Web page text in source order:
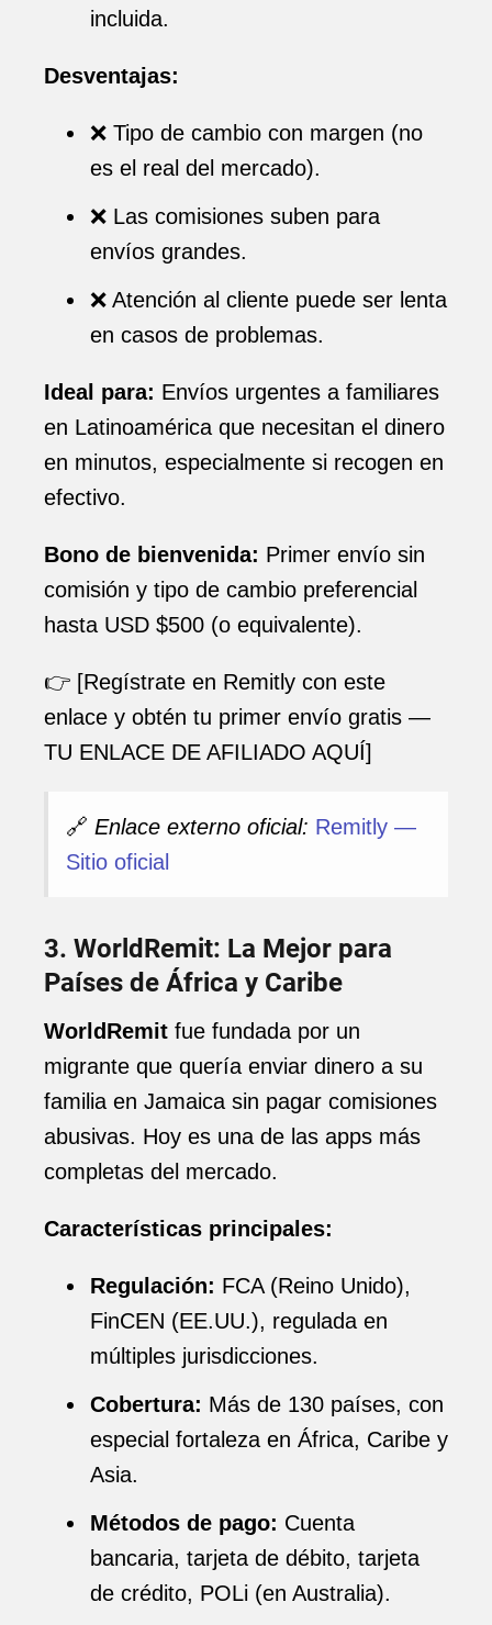
incluida.
Desventajas:
❌ Tipo de cambio con margen (no
es el real del mercado).
❌ Las comisiones suben para
envíos grandes.
❌ Atención al cliente puede ser lenta
en casos de problemas.
Ideal para: Envíos urgentes a familiares
en Latinoamérica que necesitan el dinero
en minutos, especialmente si recogen en
efectivo.
Bono de bienvenida: Primer envío sin
comisión y tipo de cambio preferencial
hasta USD $500 (o equivalente).
👉 [Regístrate en Remitly con este
enlace y obtén tu primer envío gratis —
TU ENLACE DE AFILIADO AQUÍ]
🔗 Enlace externo oficial: Remitly —
Sitio oficial
3. WorldRemit: La Mejor para
Países de África y Caribe
WorldRemit fue fundada por un
migrante que quería enviar dinero a su
familia en Jamaica sin pagar comisiones
abusivas. Hoy es una de las apps más
completas del mercado.
Características principales:
Regulación: FCA (Reino Unido),
FinCEN (EE.UU.), regulada en
múltiples jurisdicciones.
Cobertura: Más de 130 países, con
especial fortaleza en África, Caribe y
Asia.
Métodos de pago: Cuenta
bancaria, tarjeta de débito, tarjeta
de crédito, POLi (en Australia).